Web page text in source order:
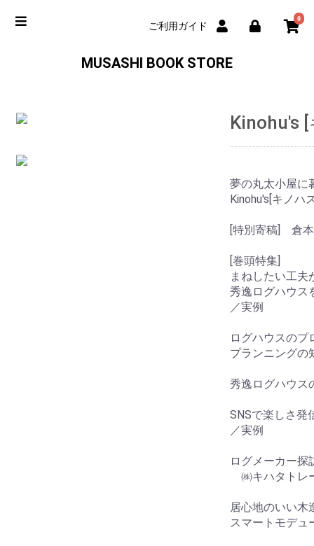
ご利用ガイド
0
MUSASHI BOOK STORE
Kinohu's
夢の丸太小屋
Kinohu's[キノハ
[特別寄稿] 倉
[巻頭特集]
まねしたい工夫
秀逸ログハウス
／実例
ログハウスのプ
プランニングの
秀逸ログハウス
SNSで楽しさ
／実例
ログメーカー探
㈱キハタトレ
居心地のいい木
スマートモデュ